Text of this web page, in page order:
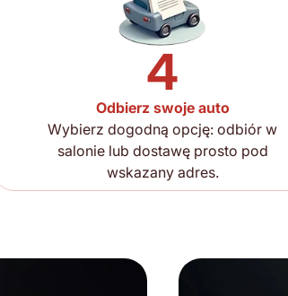
4
Odbierz swoje auto
Wybierz dogodną opcję: odbiór w
salonie lub dostawę prosto pod
wskazany adres.